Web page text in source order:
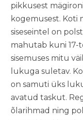
pikkusest
kogemusest. Koti
siseseintel on
mahutab kuni 17-
sisemuses mitu
lukuga suletav.
on samuti üks
avatud taskut.
õlarihmad ning